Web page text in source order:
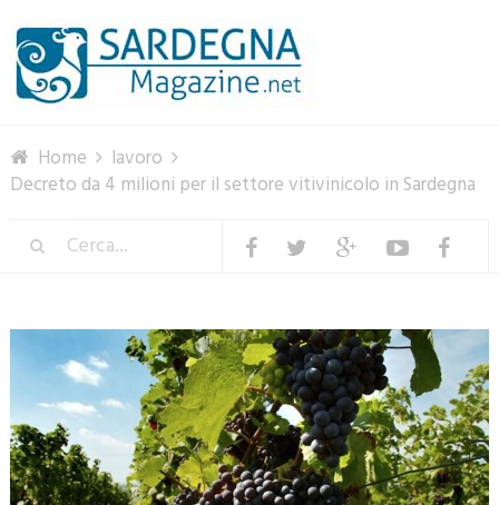
Home
lavoro
Decreto da 4 milioni per il settore vitivinicolo in Sardegna